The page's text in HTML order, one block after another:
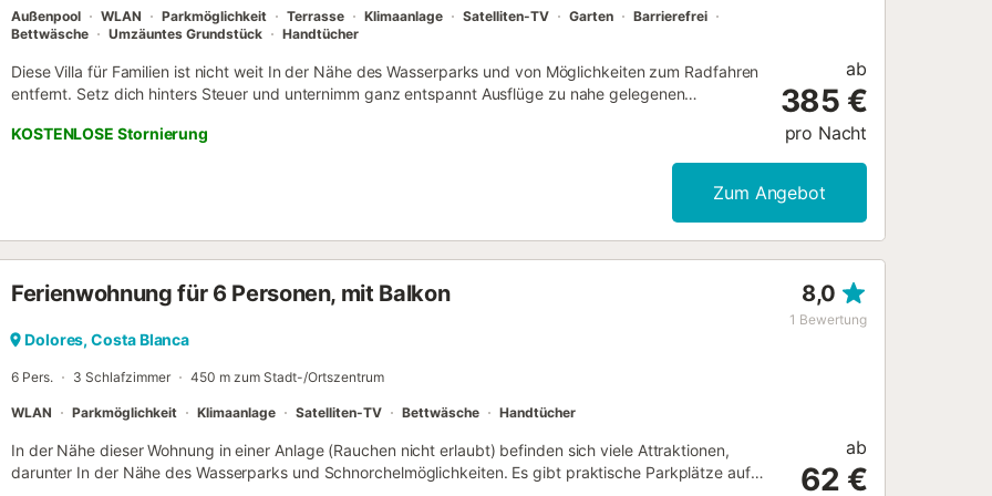
Außenpool WLAN Parkmöglichkeit Terrasse Klimaanlage Satelliten-TV Garten
Barrierefrei
Bettwäsche
Umzäuntes Grundstück Handtücher
Diese Villa für Familien ist nicht weit In der Nähe des Wasserparks und von Möglichkeiten zum Radfahren
entfernt. Setz dich hinters Steuer und unternimm ganz entspannt Ausflüge zu nahe gelegenen
Autominuten) – praktische Parkplätze auf dem Gelände der Unterkunft machen's möglich. Entspann im
Außenpool oder trink etwas im Garten dieser Villa. Außerdem kannst du eine Terrasse oder einen Patio
und Gartenmöbel nutzen. Nach tollen Erlebnissen an der frischen Luft kannst du es dir dank kostenlosem
gehören ein Haartrockner, Handtücher und Toilettenpapier. Einer selbstgekochten Mahlzeit steht in der
Kaffeemaschine, einen Wasserkocher und eine Mikrowelle. Und dank Waschmaschine und
KOSTENLOSE Stornierung
ab
385 €
pro Nacht
Zum Angebot
Ferienwohnung für 6 Personen, mit Balkon 8,0
1 Bewertung
Dolores, Costa Blanca
6 Pers. 3 Schlafzimmer 450 m zum Stadt-/Ortszentrum
WLAN Parkmöglichkeit Klimaanlage Satelliten-TV Bettwäsche Handtücher
In der Nähe dieser Wohnung in einer Anlage (Rauchen nicht erlaubt) befinden sich viele Attraktionen,
darunter In der Nähe des Wasserparks und Schnorchelmöglichkeiten. Es gibt praktische Parkplätze auf
ab
62 €